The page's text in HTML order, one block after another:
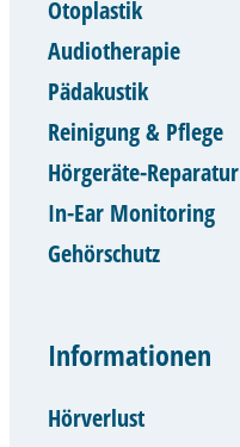
Otoplastik
Audiotherapie
Pädakustik
Reinigung & Pflege
Hörgeräte-Reparatur
In-Ear Monitoring
Gehörschutz
Informationen
Hörverlust